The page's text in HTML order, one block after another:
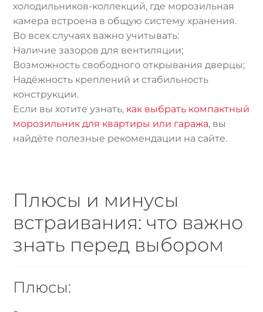
холодильников-коллекций, где морозильная
камера встроена в общую систему хранения.
Во всех случаях важно учитывать:
Наличие зазоров для вентиляции;
Возможность свободного открывания дверцы;
Надёжность креплений и стабильность
конструкции.
Если вы хотите узнать, как выбрать компактный
морозильник для квартиры или гаража, вы
найдёте полезные рекомендации на сайте.
Плюсы и минусы
встраивания: что важно
знать перед выбором
Плюсы: